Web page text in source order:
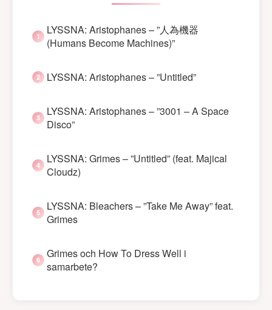
LYSSNA: Aristophanes – ”人為機器
(Humans Become Machines)”
LYSSNA: Aristophanes – ”Untitled”
LYSSNA: Aristophanes – ”3001 – A Space
Disco”
LYSSNA: Grimes – ”Untitled” (feat. Majical
Cloudz)
LYSSNA: Bleachers – ”Take Me Away” feat.
Grimes
Grimes och How To Dress Well i
samarbete?